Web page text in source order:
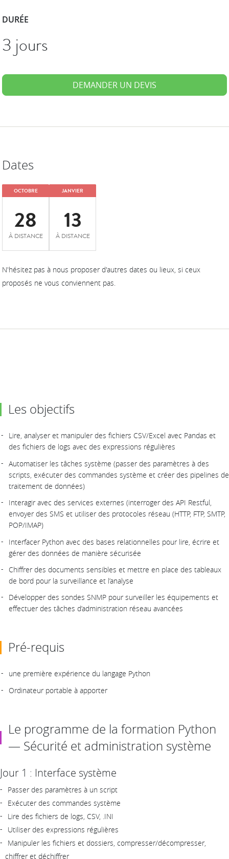
DURÉE
3 jours
DEMANDER UN DEVIS
Dates
OCTOBRE
28
À DISTANCE
JANVIER
13
À DISTANCE
N'hésitez pas à nous proposer d'autres dates ou lieux, si ceux
proposés ne vous conviennent pas.
Les objectifs
Lire, analyser et manipuler des fichiers CSV/Excel avec Pandas et
des fichiers de logs avec des expressions régulières
Automatiser les tâches système (passer des paramètres à des
scripts, exécuter des commandes système et créer des pipelines de
traitement de données)
Interagir avec des services externes (interroger des API Restful,
envoyer des SMS et utiliser des protocoles réseau (HTTP, FTP, SMTP,
POP/IMAP)
Interfacer Python avec des bases relationnelles pour lire, écrire et
gérer des données de manière sécurisée
Chiffrer des documents sensibles et mettre en place des tableaux
de bord pour la surveillance et l’analyse
Développer des sondes SNMP pour surveiller les équipements et
effectuer des tâches d’administration réseau avancées
Pré-requis
une première expérience du langage Python
Ordinateur portable à apporter
Le programme de la formation Python
— Sécurité et administration système
Jour 1 : Interface système
Passer des paramètres à un script
Exécuter des commandes système
Lire des fichiers de logs, CSV, .INI
Utiliser des expressions régulières
Manipuler les fichiers et dossiers, compresser/décompresser,
chiffrer et déchiffrer